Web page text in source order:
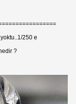
250 e
?